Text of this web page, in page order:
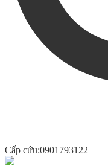
Cấp cứu:0901793122